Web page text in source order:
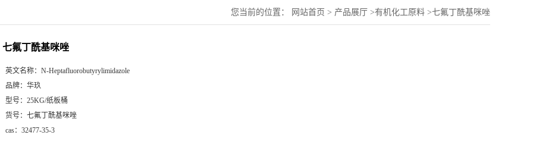
您当前的位置： 网站首页 > 产品展厅 >有机化工原料 >七氟丁酰基咪唑
七氟丁酰基咪唑
英文名称： N-Heptafluorobutyrylimidazole
品牌： 华玖
型号： 25KG/纸板桶
货号： 七氟丁酰基咪唑
cas： 32477-35-3